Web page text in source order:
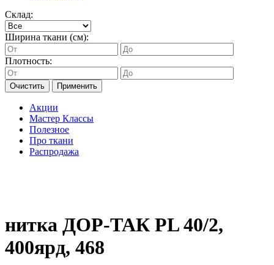
Склад:
Ширина ткани (см):
Плотность:
Очистить Применить
Акции
Мастер Классы
Полезное
Про ткани
Распродажа
нитка ДОР-ТАК PL 40/2,
400ярд, 468